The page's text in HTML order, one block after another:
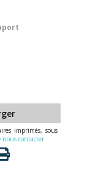
imprimés, sous
nous contacter